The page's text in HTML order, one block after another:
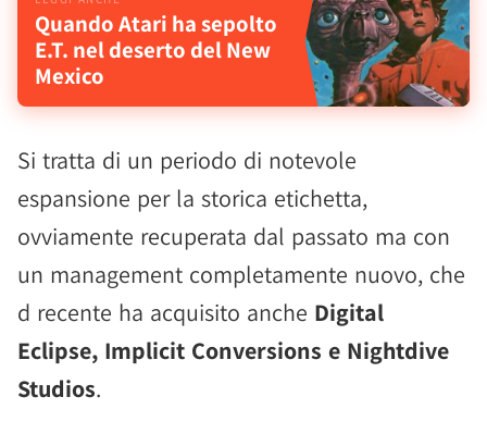
Quando Atari ha sepolto
E.T. nel deserto del New
Mexico
Si tratta di un periodo di notevole
espansione per la storica etichetta,
ovviamente recuperata dal passato ma con
un management completamente nuovo, che
d recente ha acquisito anche Digital
Eclipse, Implicit Conversions e Nightdive
Studios.